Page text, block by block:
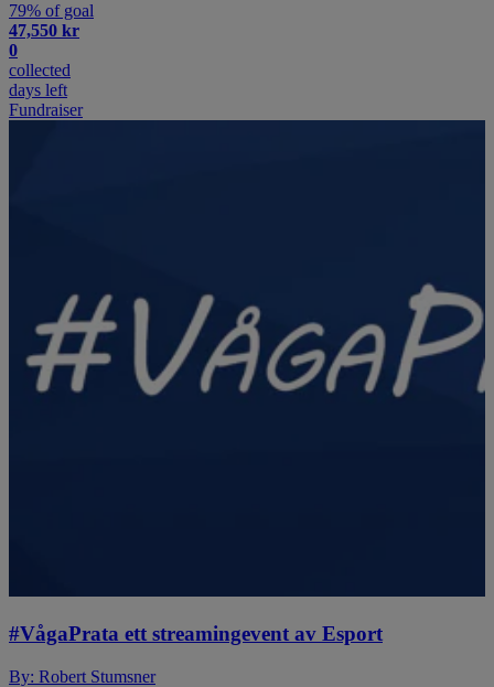
79% of goal
47,550 kr
0
collected
days left
Fundraiser
#VågaPrata ett streamingevent av Esport
By: Robert Stumsner